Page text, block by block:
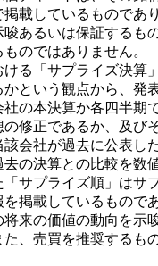
載しているものであ
あるいは保証するも
のではありません。
る「サプライズ決算
かという観点から、発
の本決算か各四半期
修正であるか、及び
会社が過去に公表し
の決算との比較を数
サプライズ順」はサ
掲載しているもので
将来の価値の動向を示
た、売買を推奨するも